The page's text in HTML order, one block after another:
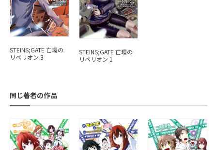
STEINS;GATE 亡環の
リベリオン 3
STEINS;GATE 亡環の
リベリオン 1
同じ著者の作品